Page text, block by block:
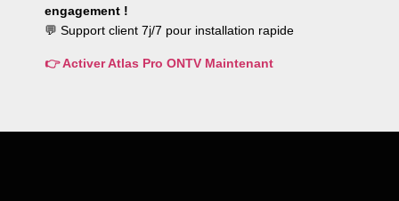
engagement !
💬 Support client 7j/7 pour installation rapide
👉 Activer Atlas Pro ONTV Maintenant